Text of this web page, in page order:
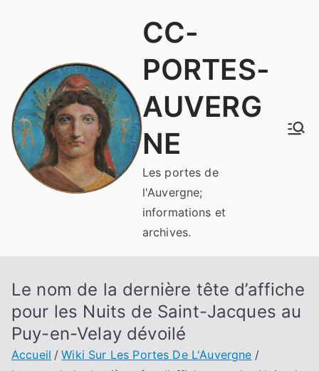
CC-
PORTES-
AUVERG
NE
Les portes de
l'Auvergne;
informations et
archives.
Le nom de la dernière tête d’affiche
pour les Nuits de Saint-Jacques au
Puy-en-Velay dévoilé
Accueil
Wiki Sur Les Portes De L'Auvergne